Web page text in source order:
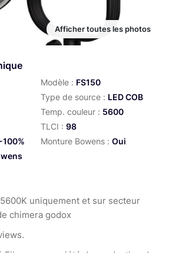
Afficher toutes les photos
Modèle : FS150
Type de source : LED COB
Temp. couleur : 5600
TLCI : 98
Monture Bowens : Oui
uniquement et sur secteur
chimera godox
Films, une société de production de